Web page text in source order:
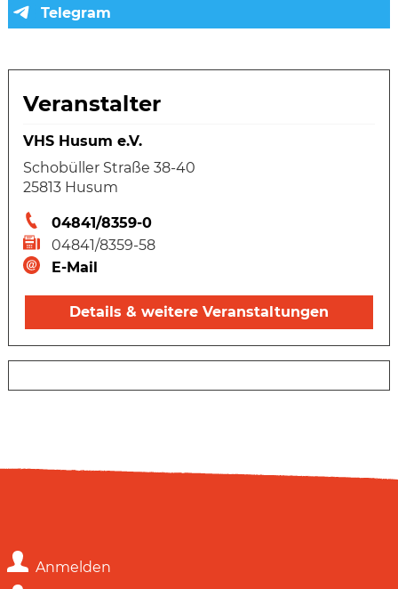
Veranstalter
VHS Husum e.V.
Schobüller Straße 38-40
25813 Husum
04841/8359-0
04841/8359-58
E-Mail
Details & weitere Veranstaltungen
Anmelden